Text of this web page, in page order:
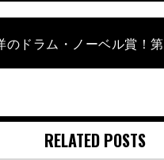
RELATED POSTS